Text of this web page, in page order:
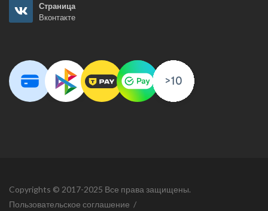
Страница
Вконтакте
Copyrights © 2017-2025 Все права защищены.
Пользовательское соглашение /